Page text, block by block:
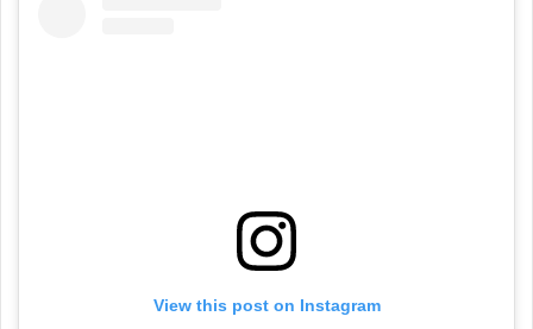
View this post on Instagram